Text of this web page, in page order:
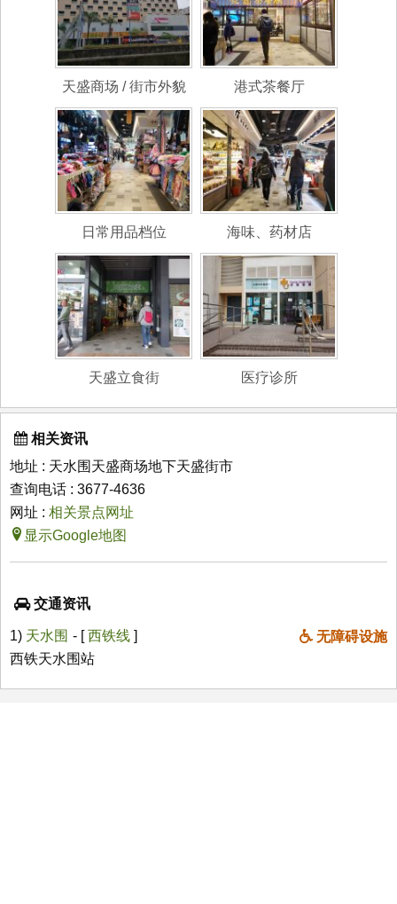
天盛商场 / 街市外貌 港式茶餐厅
日常用品档位 海味、药材店
天盛立食街 医疗诊所
相关资讯
地址 : 天水围天盛商场地下天盛街市
查询电话 : 3677-4636
网址 : 相关景点网址
显示Google地图
交通资讯
1) 天水围 无障碍设施
- [西铁线 ]
西铁天水围站